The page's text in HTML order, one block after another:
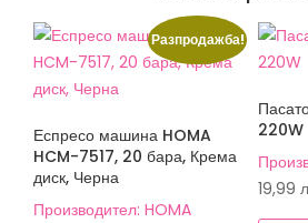
Разпродажба!
Еспресо машина HOMA
HCM-7517, 20 бара, Крема
диск, Черна
Производител: HOMA
220W
19,99